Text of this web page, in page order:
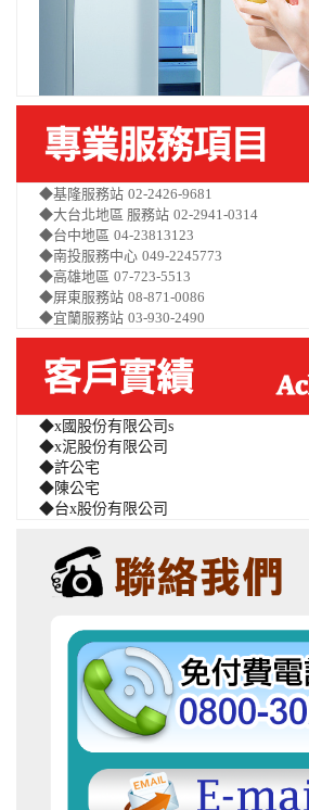
◆基隆服務站 02-2426-9681
◆大台北地區 服務站 02-2941-0314
◆台中地區 04-23813123
◆南投服務中心 049-2245773
◆高雄地區 07-723-5513
◆屏東服務站 08-871-0086
◆宜蘭服務站 03-930-2490
◆x國股份有限公司s
◆x泥股份有限公司
◆許公宅
◆陳公宅
◆台x股份有限公司